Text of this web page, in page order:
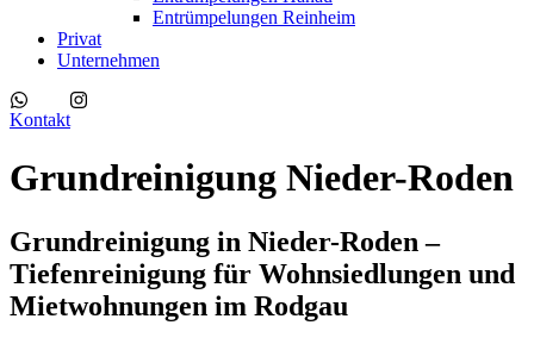
Entrümpelungen Reinheim
Privat
Unternehmen
Kontakt
Grundreinigung Nieder-Roden
Grundreinigung in Nieder-Roden –
Tiefenreinigung für Wohnsiedlungen und
Mietwohnungen im Rodgau